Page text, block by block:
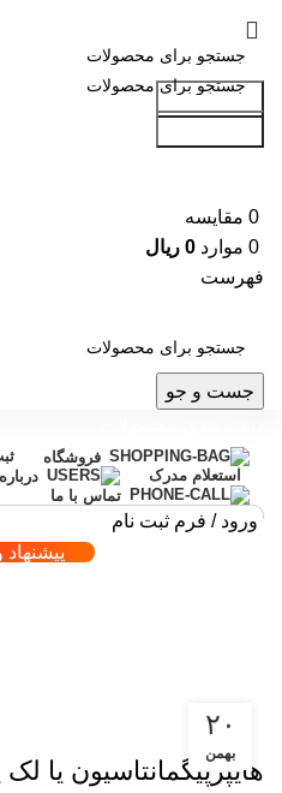
جست و جو
0 مقایسه
0 موارد 0 ریال
فهرست
جست و جو
فروشگاه
استعلام مدرک
تماس با ما
ورود / فرم ثبت نام
پیشنهاد
۲۰
بهمن
مراقبت از پوست
هایپرپیگمانتاسیون